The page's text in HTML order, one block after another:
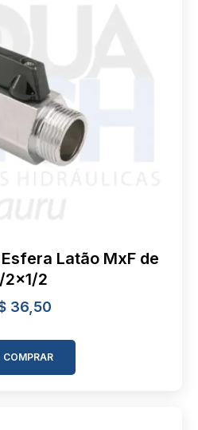
Latão MxF de
2×1/2
36,50
COMPRAR